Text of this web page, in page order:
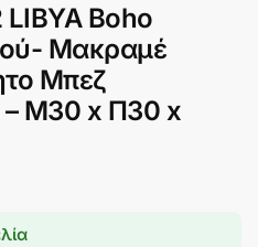
Boho
Μακραμέ
Μπεζ
Μ30 x Π30 x